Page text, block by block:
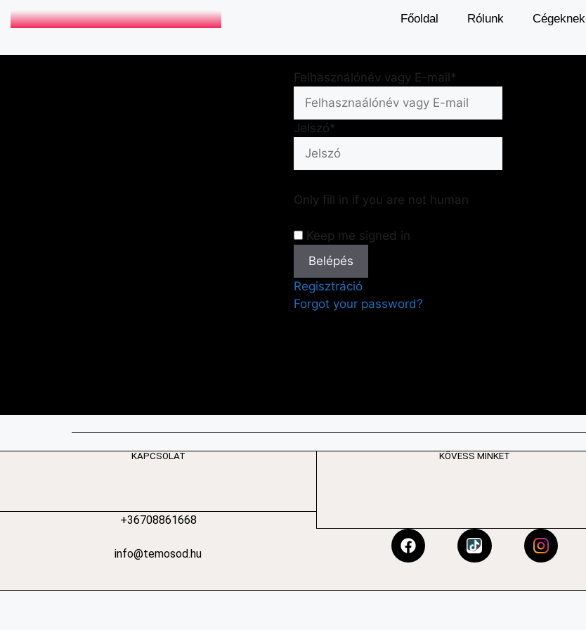
Főoldal Rólunk Cégeknek
Felhasználónév vagy E-mail *
Jelszó*
Only fill in if you are not human
Keep me signed in
Regisztráció
Forgot your password?
KAPCSOLAT
+36708861668
info@temosod.hu
KÖVESS MINKET